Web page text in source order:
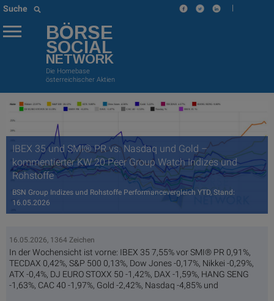
Suche |
BÖRSE
SOCIAL
NETWORK
Die Homebase
österreichischer Aktien
IBEX 35 und SMI® PR vs. Nasdaq und Gold –
kommentierter KW 20 Peer Group Watch Indizes und
Rohstoffe
BSN Group Indizes und Rohstoffe Performancevergleich YTD, Stand:
16.05.2026
16.05.2026, 1364 Zeichen
In der Wochensicht ist vorne: IBEX 35 7,55% vor SMI® PR 0,91%,
TECDAX 0,42%, S&P 500 0,13%, Dow Jones -0,17%, Nikkei -0,29%,
ATX -0,4%, DJ EURO STOXX 50 -1,42%, DAX -1,59%, HANG SENG
-1,63%, CAC 40 -1,97%, Gold -2,42%, Nasdaq -4,85% und